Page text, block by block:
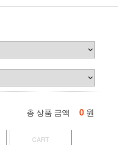
총 상품 금액 0 원
CART